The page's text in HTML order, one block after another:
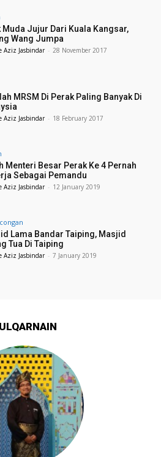
Muda Jujur Dari Kuala Kangsar,
Wang Jumpa
Aziz Jasbindar - 28 November 2017
MRSM Di Perak Paling Banyak Di
Aziz Jasbindar - 18 February 2017
Menteri Besar Perak Ke 4 Pernah
Sebagai Pemandu
Aziz Jasbindar - 12 January 2019
Lama Bandar Taiping, Masjid
Tua Di Taiping
Aziz Jasbindar - 7 January 2019